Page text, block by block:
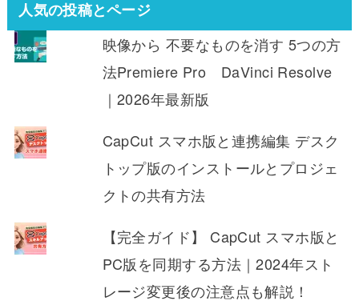
人気の投稿とページ
映像から 不要なものを消す 5つの方
法Premiere Pro DaVinci Resolve
｜2026年最新版
CapCut スマホ版と連携編集 デスク
トップ版のインストールとプロジェ
クトの共有方法
【完全ガイド】 CapCut スマホ版と
PC版を同期する方法｜2024年スト
レージ変更後の注意点も解説！